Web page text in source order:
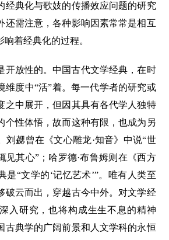
经典化与歌妓的传播效应问题的研究
还需注意，各种影响因素常常是相互
着经典化的过程。
放性的。中国古代文学经典，在时
维度中“活”着。每一代学者的研究或
之中展开，但因其具有各代学人独特
个性体悟，故而这种有限，也成为另
刘勰曾在《文心雕龙·知音》中说“世
见其心”；哈罗德·布鲁姆则在《西方
是“文学的‘记忆艺术’”。唯有人类至
破云而出，穿越古今中外。对文学经
入研究，也将构成生生不息的精神
古典学的广阔前景和人文学科的永恒